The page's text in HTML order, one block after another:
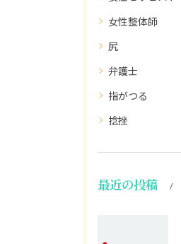
女性整体師
尻
弁護士
指がつる
捻挫
最近の投稿